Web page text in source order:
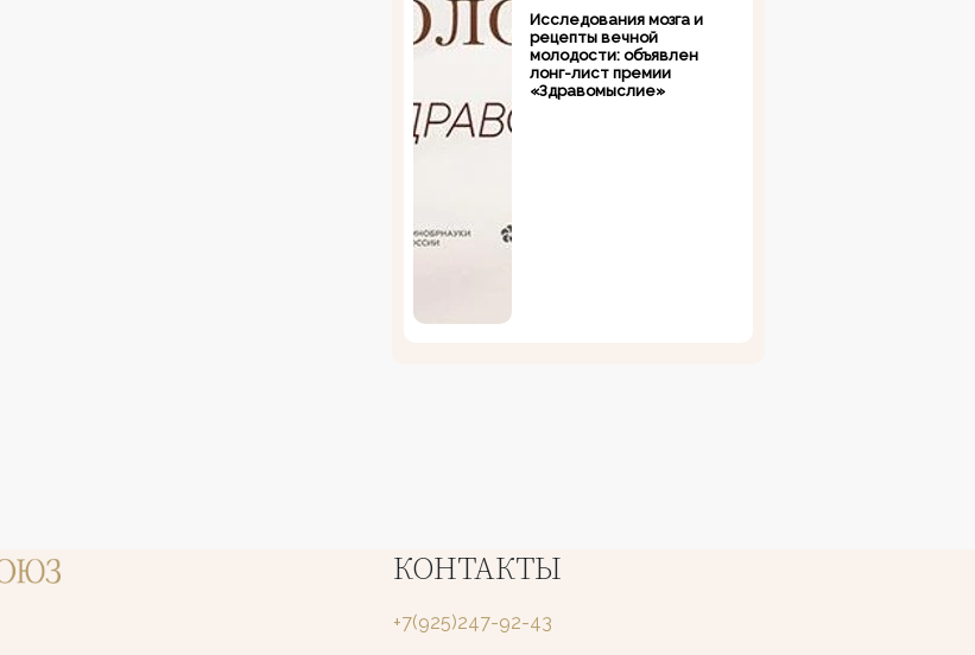
Исследования мозга и
рецепты вечной
молодости: объявлен
лонг-лист премии
«Здравомыслие»
КОНТАКТЫ
+7(925)247-92-43